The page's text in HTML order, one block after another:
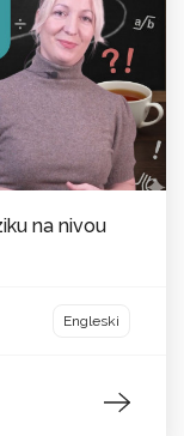
na nivou
Engleski